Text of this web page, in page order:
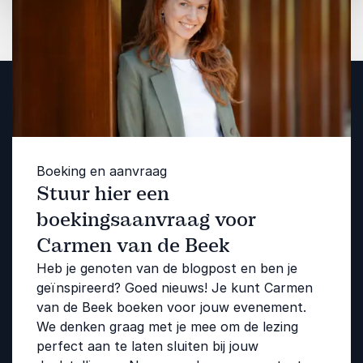
Boeking en aanvraag
Stuur hier een
boekingsaanvraag voor
Carmen van de Beek
Heb je genoten van de blogpost en ben je
geïnspireerd? Goed nieuws! Je kunt Carmen
van de Beek boeken voor jouw evenement.
We denken graag met je mee om de lezing
perfect aan te laten sluiten bij jouw